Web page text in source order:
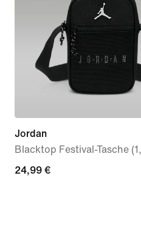
Jordan
Blacktop Festival-Tasche
24,99 €
24,99 €